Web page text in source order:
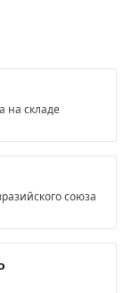
на складе
союза